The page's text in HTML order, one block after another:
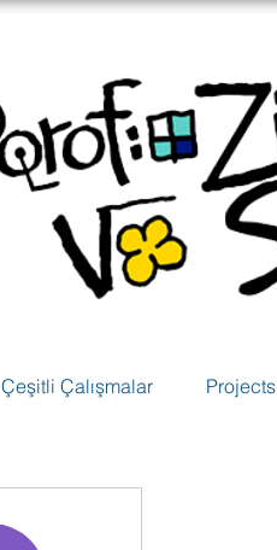
Çeşitli Çalışmalar Projects